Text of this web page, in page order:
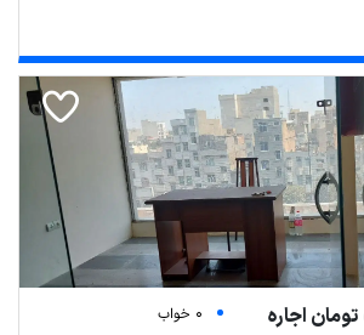
0 خواب